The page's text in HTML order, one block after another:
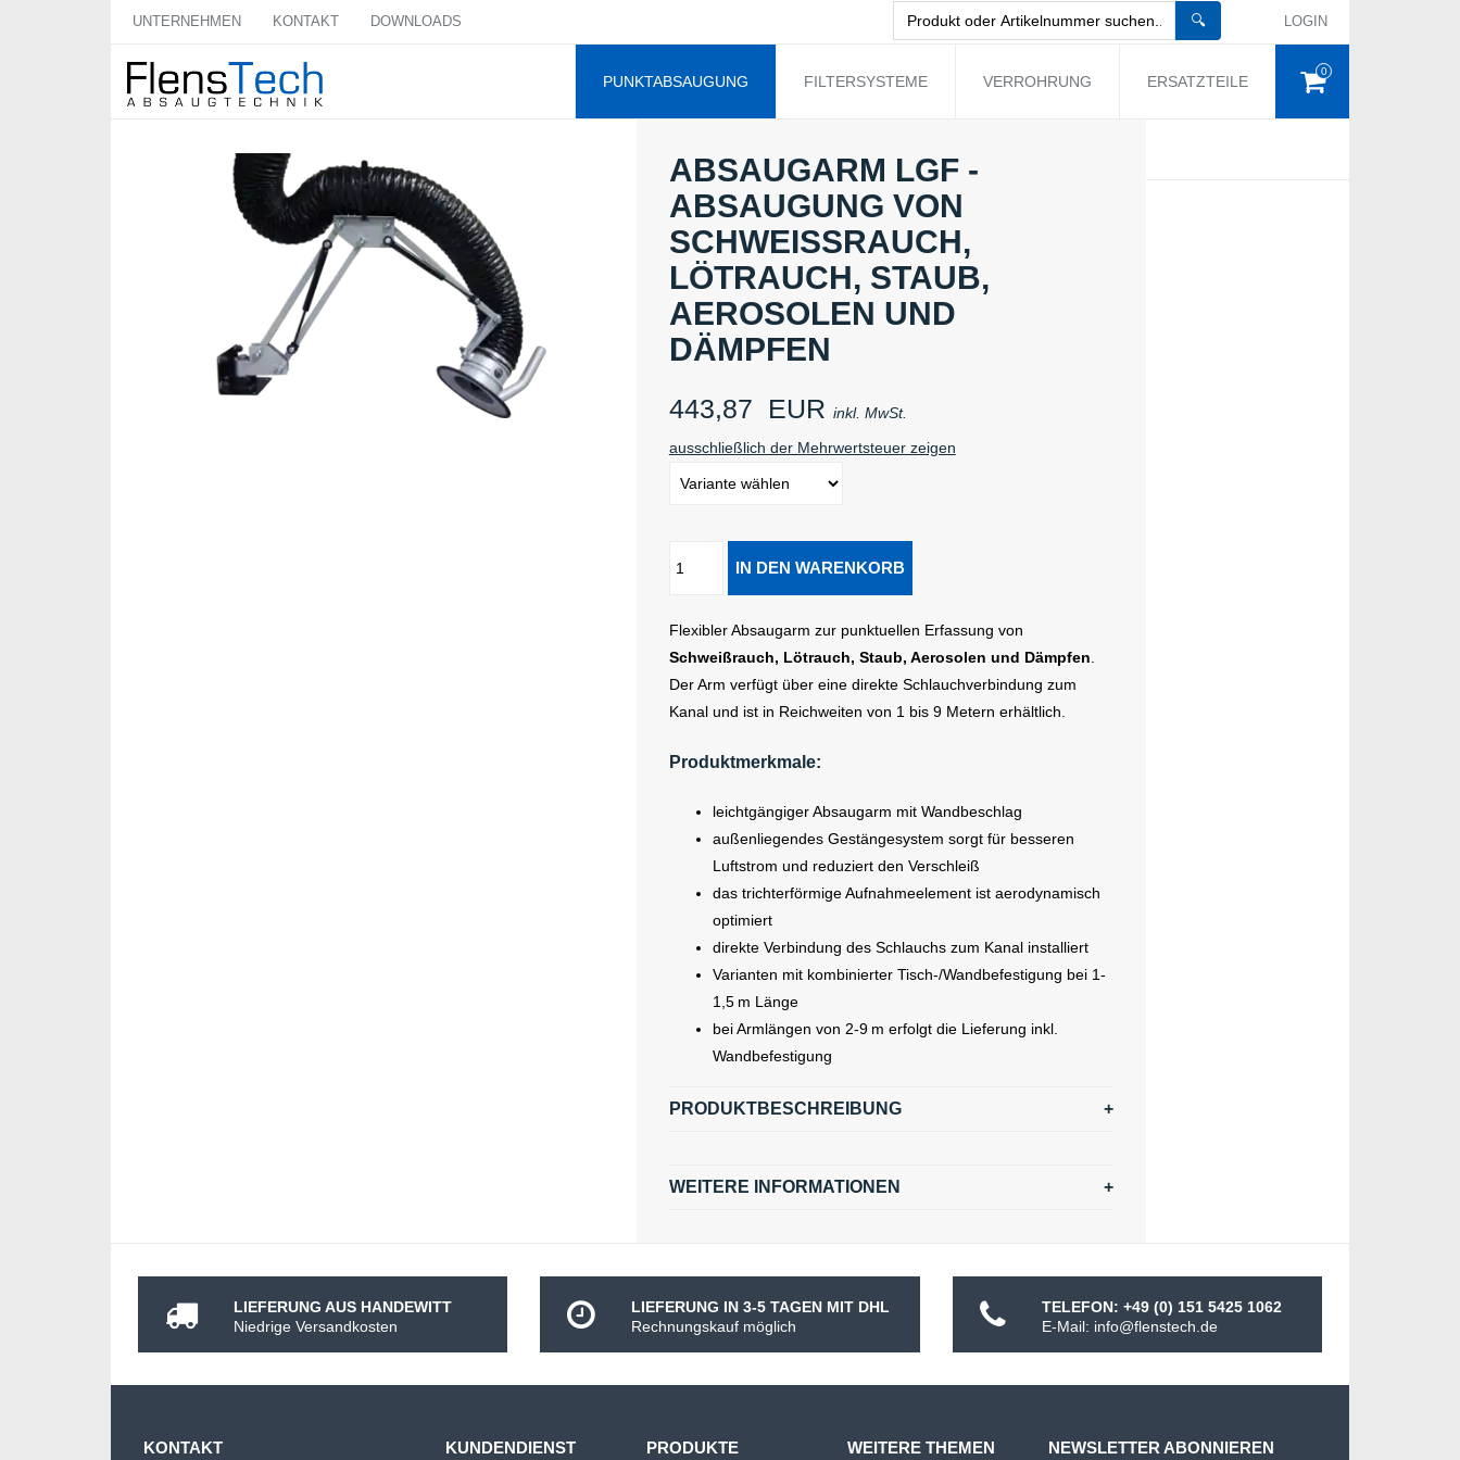
UNTERNEHMEN KONTAKT DOWNLOADS 🔍 LOGIN
0
PUNKTABSAUGUNG FILTERSYSTEME VERROHRUNG ERSATZTEILE
ABSAUGARM LGF -
ABSAUGUNG VON
SCHWEISSRAUCH, L
ÖTRAUCH, STAUB, A
EROSOLEN UND D
ÄMPFEN
443,87 EUR inkl. MwSt.
ausschließlich der Mehrwertsteuer zeigen
Flexibler Absaugarm zur punktuellen Erfassung von
Schweißrauch, Lötrauch, Staub, Aerosolen und Dämpfen
Der Arm verfügt über eine direkte Schlauchverbindung zum
Kanal und ist in Reichweiten von 1 bis 9 Metern erhältlich.
Produktmerkmale:
leichtgängiger Absaugarm mit Wandbeschlag
außenliegendes Gestängesystem sorgt für besseren
Luftstrom und reduziert den Verschleiß
das trichterförmige Aufnahmeelement ist aerodynamisch
optimiert
direkte Verbindung des Schlauchs zum Kanal installiert
Varianten mit kombinierter Tisch-/Wandbefestigung bei 1-
1,5 m Länge
bei Armlängen von 2-9 m erfolgt die Lieferung inkl.
Wandbefestigung
PRODUKTBESCHREIBUNG
WEITERE INFORMATIONEN
LIEFERUNG AUS HANDEWITT
Niedrige Versandkosten
LIEFERUNG IN 3-5 TAGEN MIT DHL
Rechnungskauf möglich
TELEFON: +49 (0) 151 5425 1062
E-Mail: info@flenstech.de
KONTAKT KUNDENDIENST PRODUKTE WEITERE THEMEN NEWSLETTER ABONNIEREN